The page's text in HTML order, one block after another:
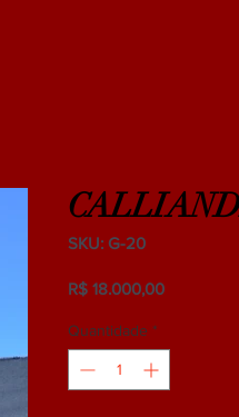
SKU: G-20
R$ 18.000,00Preço
Quantidade *